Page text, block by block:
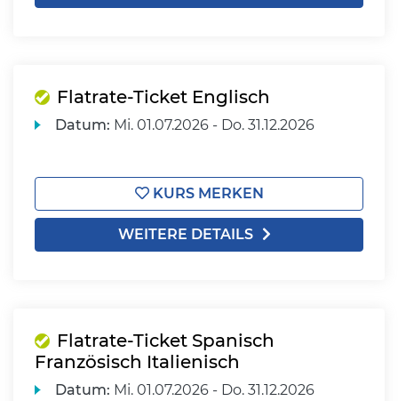
Flatrate-Ticket Englisch
Datum: Mi. 01.07.2026 - Do. 31.12.2026
KURS MERKEN
WEITERE DETAILS
Flatrate-Ticket Spanisch
Französisch Italienisch
Datum: Mi. 01.07.2026 - Do. 31.12.2026